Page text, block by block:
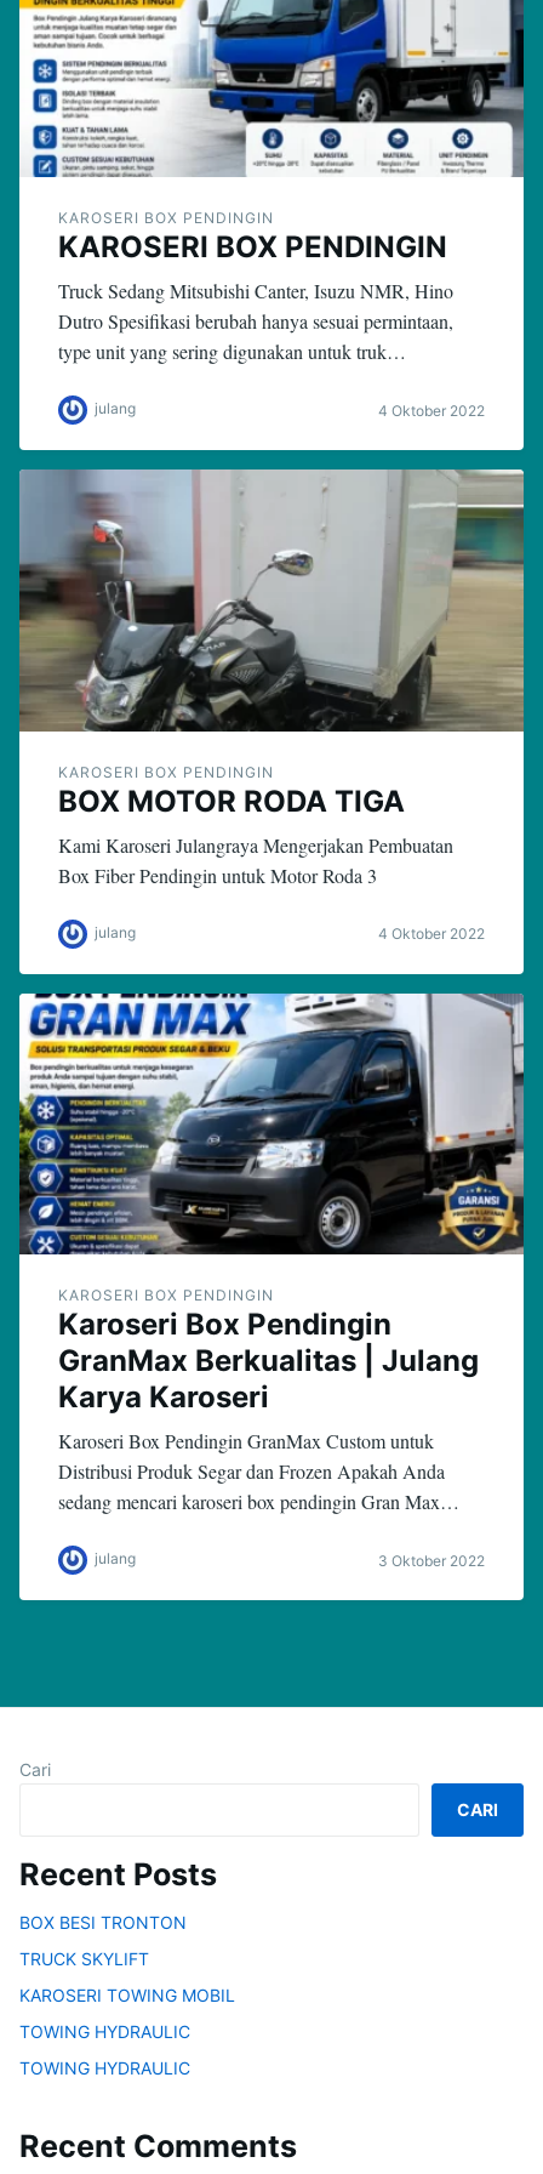
KAROSERI BOX PENDINGIN
KAROSERI BOX PENDINGIN
Truck Sedang Mitsubishi Canter, Isuzu NMR, Hino
Dutro Spesifikasi berubah hanya sesuai permintaan,
type unit yang sering digunakan untuk truk…
julang 4 Oktober 2022
KAROSERI BOX PENDINGIN
BOX MOTOR RODA TIGA
Kami Karoseri Julangraya Mengerjakan Pembuatan
Box Fiber Pendingin untuk Motor Roda 3
julang 4 Oktober 2022
KAROSERI BOX PENDINGIN
Karoseri Box Pendingin
GranMax Berkualitas | Julang
Karya Karoseri
Karoseri Box Pendingin GranMax Custom untuk
Distribusi Produk Segar dan Frozen Apakah Anda
sedang mencari karoseri box pendingin Gran Max…
julang 3 Oktober 2022
Cari
CARI
Recent Posts
BOX BESI TRONTON
TRUCK SKYLIFT
KAROSERI TOWING MOBIL
TOWING HYDRAULIC
TOWING HYDRAULIC
Recent Comments